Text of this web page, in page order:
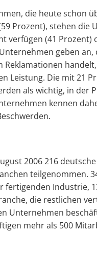
die heute schon
Prozent), stehen die
verfügen (41
geben an,
Leistung. Die mit 21
als wichtig, in der
kennen
2006 216
teilgenommen.
fertigenden Industrie,
die restlichen
Unternehmen
mehr als 500